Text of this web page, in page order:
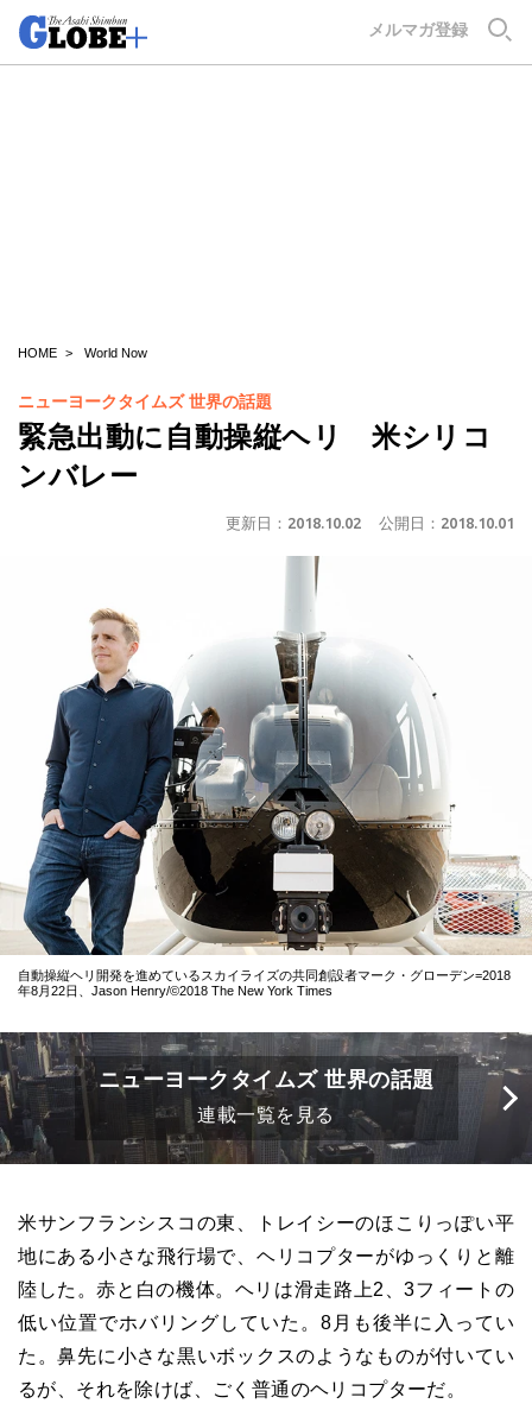
メルマガ登録
HOME World Now
ニューヨークタイムズ 世界の話題
緊急出動に自動操縦ヘリ 米シリコ
ンバレー
更新日： 2018.10.02 公開日： 2018.10.01
自動操縦ヘリ開発を進めているスカイライズの共同創設者マーク・グローデン=2018
年8月22日、Jason Henry/©2018 The New York Times
ニューヨークタイムズ 世界の話題
連載一覧を見る
米サンフランシスコの東、トレイシーのほこりっぽい平
地にある小さな飛行場で、ヘリコプターがゆっくりと離
陸した。赤と白の機体。ヘリは滑走路上2、3フィートの
低い位置でホバリングしていた。8月も後半に入ってい
た。鼻先に小さな黒いボックスのようなものが付いてい
るが、それを除けば、ごく普通のヘリコプターだ。